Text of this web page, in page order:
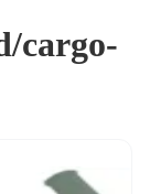
cargo-